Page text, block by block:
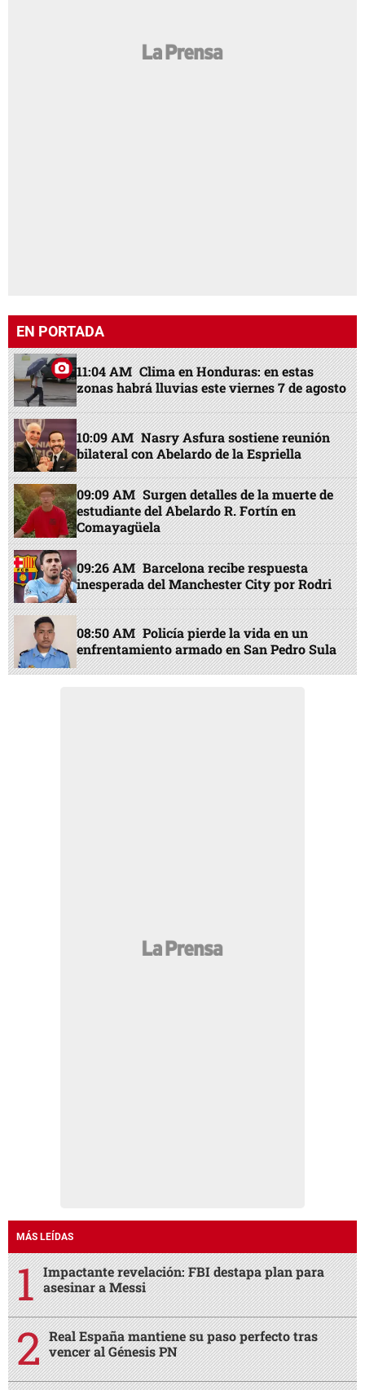
EN PORTADA
11:04 AM Clima en Honduras: en estas
zonas habrá lluvias este viernes 7 de agosto
10:09 AM Nasry Asfura sostiene reunión
bilateral con Abelardo de la Espriella
09:09 AM Surgen detalles de la muerte de
estudiante del Abelardo R. Fortín en
Comayagüela
09:26 AM Barcelona recibe respuesta
inesperada del Manchester City por Rodri
08:50 AM Policía pierde la vida en un
enfrentamiento armado en San Pedro Sula
MÁS LEÍDAS
Impactante revelación: FBI destapa plan para
asesinar a Messi
Real España mantiene su paso perfecto tras
vencer al Génesis PN